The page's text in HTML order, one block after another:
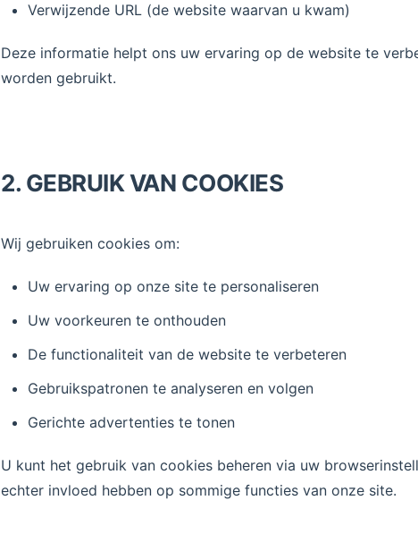
Verwijzende URL (de website waarvan u kwam)
Deze informatie helpt ons uw ervaring op de website te
worden gebruikt.
2. GEBRUIK VAN COOKIES
Wij gebruiken cookies om:
Uw ervaring op onze site te personaliseren
Uw voorkeuren te onthouden
De functionaliteit van de website te verbeteren
Gebruikspatronen te analyseren en volgen
Gerichte advertenties te tonen
U kunt het gebruik van cookies beheren via uw
echter invloed hebben op sommige functies van onze site.